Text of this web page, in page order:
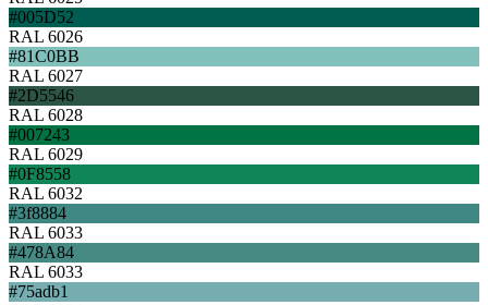
#005D52
RAL 6026
#81C0BB
RAL 6027
#2D5546
RAL 6028
#007243
RAL 6029
#0F8558
RAL 6032
#3f8884
RAL 6033
#478A84
RAL 6033
#75adb1